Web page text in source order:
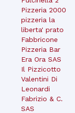
Pizzeria 2000
pizzeria la
liberta' prato
Fabbricone
Pizzeria Bar
Era Ora SAS
Il Pizzicotto
Valentini Di
Leonardi
Fabrizio & C.
SAS